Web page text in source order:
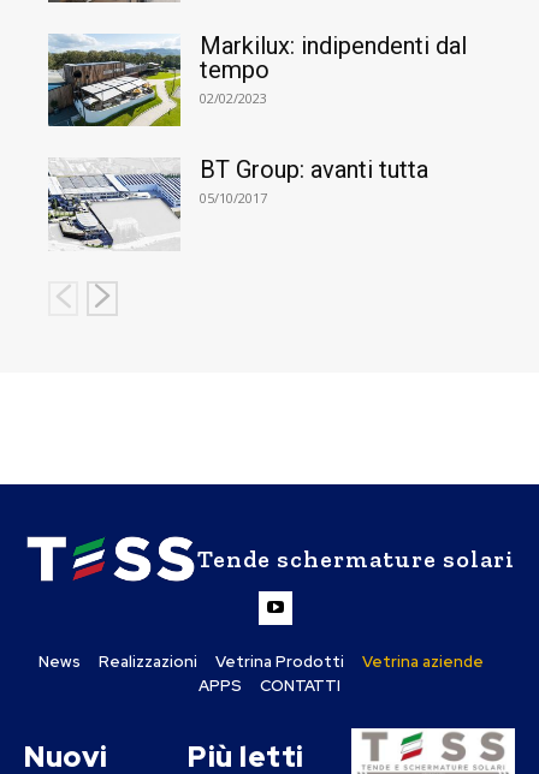
Markilux: indipendenti dal
tempo
02/02/2023
BT Group: avanti tutta
05/10/2017
Tende schermature solari
News Realizzazioni Vetrina Prodotti
Vetrina aziende
APPS
CONTATTI
Nuovi
Più letti